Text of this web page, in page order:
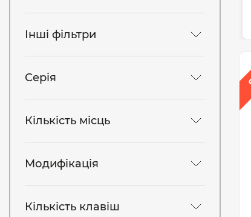
Інші фільтри
Серія
Кількість місць
Модифікація
Кількість клавіш